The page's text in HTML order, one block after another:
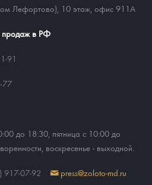
Лефортово), 10 этаж, офис 911А
продаж в РФ
91
77
до 18:30, пятница с 10:00 до
воскресенье - выходной.
917-07-92 press@zoloto-md.ru